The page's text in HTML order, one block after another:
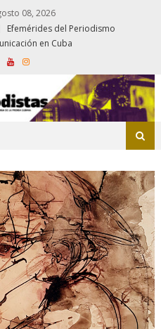
08, 2026
Efemérides del Periodismo
en Cuba